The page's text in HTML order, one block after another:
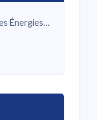
MEER - Maîtrise de l'Énergie et des Énergies Renouvelables